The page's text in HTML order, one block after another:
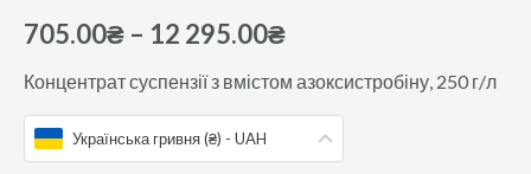
705.00₴ – 12 295.00₴
Концентрат суспензії з вмістом азоксистробіну, 250 г/л
Українська гривня (₴) - UAH